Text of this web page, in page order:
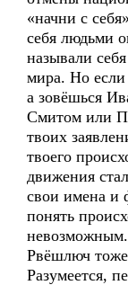
«начни с
себя людьми
называли
мира. Но если
а зовёшься
Смитом или
твоих
твоего
движения
свои имена и
понять
Рвёшлюч тоже
Разумеется,